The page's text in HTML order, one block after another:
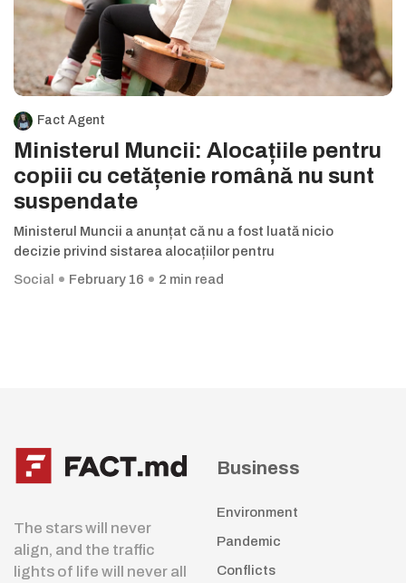
Fact Agent
Ministerul Muncii: Alocațiile pentru
copiii cu cetățenie română nu sunt
suspendate
Ministerul Muncii a anunțat că nu a fost luată nicio
decizie privind sistarea alocațiilor pentru
Social
February 16 2 min read
The stars will never
align, and the traffic
lights of life will never all
Business
Environment
Pandemic
Conflicts